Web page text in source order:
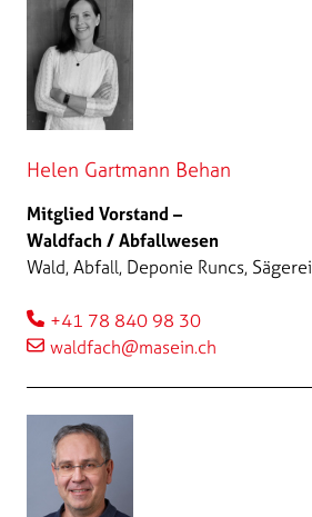
Helen Gartmann Behan
Mitglied Vorstand –
Waldfach / Abfallwesen
Wald, Abfall, Deponie Runcs, Sägerei
+41 78 840 98 30
waldfach@masein.ch